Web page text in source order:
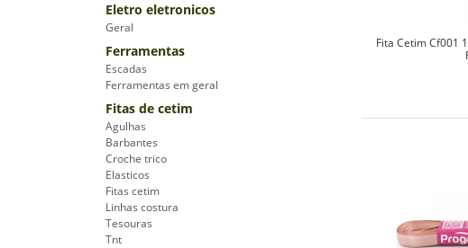
Eletro eletronicos
Geral
Ferramentas
Escadas
Ferramentas em geral
Fitas de cetim
Agulhas
Barbantes
Croche trico
Elasticos
Fitas cetim
Linhas costura
Tesouras
Tnt
Fita Cetim Cf001